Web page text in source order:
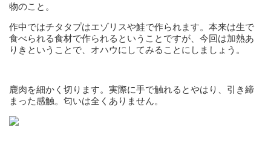
物のこと。
作中ではチタタプはエゾリスや鮭で作られます。本来は生で
食べられる食材で作られるということですが、今回は加熱あ
りきということで、オハウにしてみることにしましょう。
鹿肉を細かく切ります。実際に手で触れるとやはり、引き締
まった感触。匂いは全くありません。